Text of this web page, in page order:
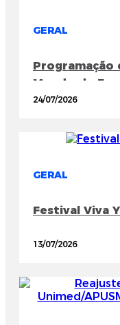
GERAL
Programação
Mundo de Faz
Livro
24/07/2026
GERAL
Festival Viva
13/07/2026